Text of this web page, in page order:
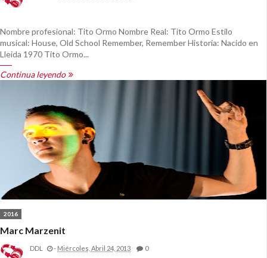
Nombre profesional: Tito Ormo Nombre Real: Tito Ormo Estilo
musical: House, Old School Remember, Remember Historia: Nacido en
Lleida 1970 Tito Ormo...
Continua leyendo
2016
Marc Marzenit
DDL - Miércoles, Abril 24, 2013 0